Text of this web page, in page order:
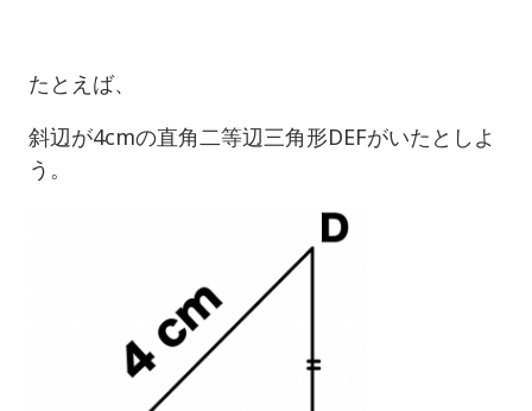
たとえば、
斜辺が4cmの直角二等辺三角形DEFがいたとしよ
う。